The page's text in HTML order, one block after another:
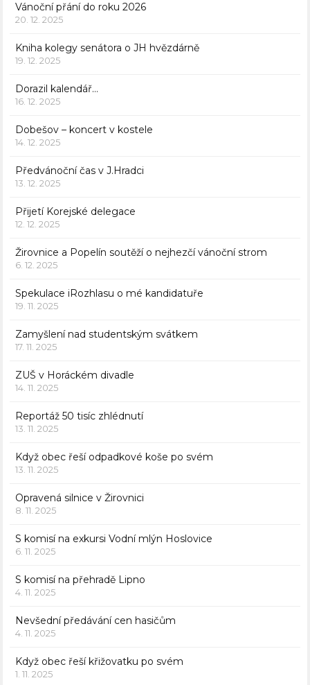
Vánoční přání do roku 2026
20. 12. 2025
Kniha kolegy senátora o JH hvězdárně
19. 12. 2025
Dorazil kalendář…
16. 12. 2025
Dobešov – koncert v kostele
14. 12. 2025
Předvánoční čas v J.Hradci
13. 12. 2025
Přijetí Korejské delegace
12. 12. 2025
Žirovnice a Popelín soutěží o nejhezčí vánoční strom
6. 12. 2025
Spekulace iRozhlasu o mé kandidatuře
19. 11. 2025
Zamyšlení nad studentským svátkem
17. 11. 2025
ZUŠ v Horáckém divadle
14. 11. 2025
Reportáž 50 tisíc zhlédnutí
13. 11. 2025
Když obec řeší odpadkové koše po svém
13. 11. 2025
Opravená silnice v Žirovnici
8. 11. 2025
S komisí na exkursi Vodní mlýn Hoslovice
6. 11. 2025
S komisí na přehradě Lipno
4. 11. 2025
Nevšední předávání cen hasičům
4. 11. 2025
Když obec řeší křižovatku po svém
1. 11. 2025